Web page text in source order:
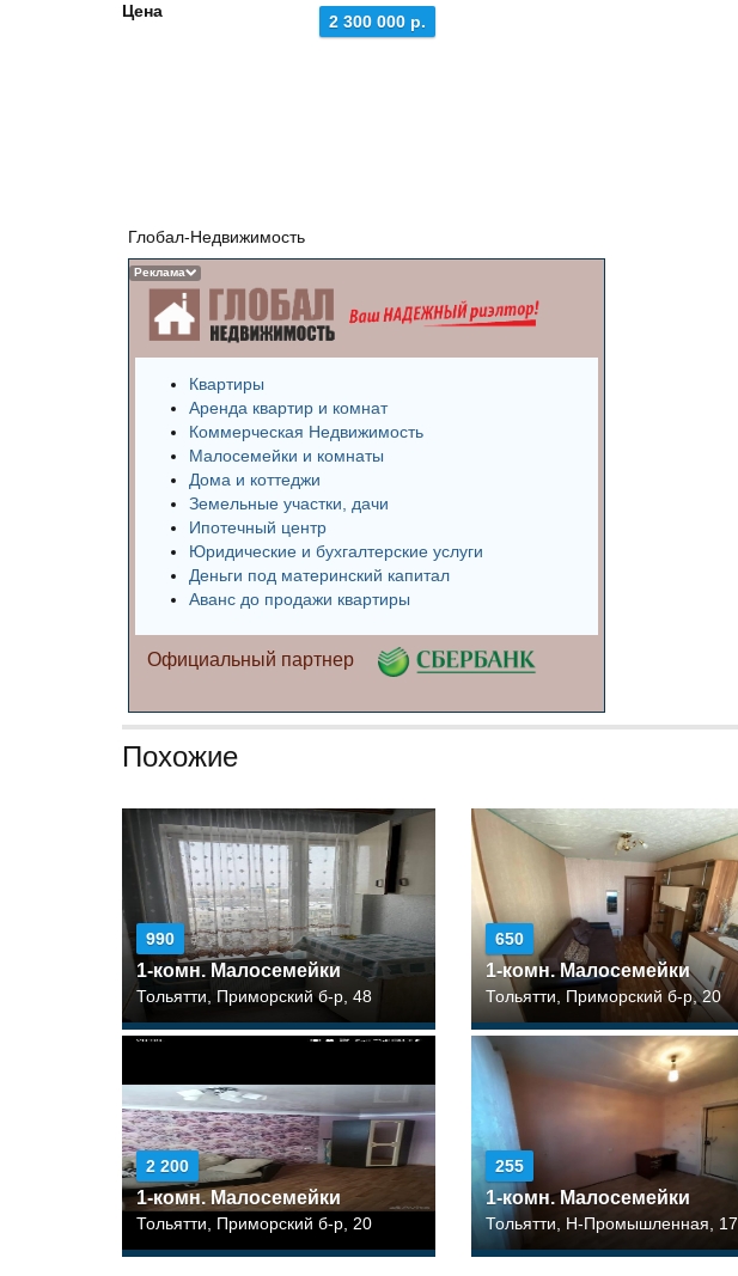
Цена
2 300 000 р.
Реклама
Глобал-Недвижимость
Квартиры
Аренда квартир и комнат
Коммерческая Недвижимость
Малосемейки и комнаты
Дома и коттеджи
Земельные участки, дачи
Ипотечный центр
Юридические и бухгалтерские услуги
Деньги под материнский капитал
Аванс до продажи квартиры
Официальный партнер
Похожие
990
1-комн. Малосемейки
Тольятти, Приморский б-р, 48
650
1-комн. Малосемейки
Тольятти, Приморский б-р, 20
2 200
1-комн. Малосемейки
Тольятти, Приморский б-р, 20
255
1-комн. Малосемейки
Тольятти, Н-Промышленная, 17